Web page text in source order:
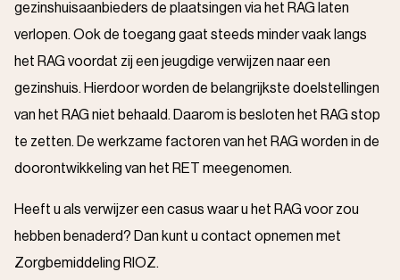
gezinshuisaanbieders de plaatsingen via het RAG laten
verlopen. Ook de toegang gaat steeds minder vaak langs
het RAG voordat zij een jeugdige verwijzen naar een
gezinshuis. Hierdoor worden de belangrijkste doelstellingen
van het RAG niet behaald. Daarom is besloten het RAG stop
te zetten. De werkzame factoren van het RAG worden in de
doorontwikkeling van het RET meegenomen.
Heeft u als verwijzer een casus waar u het RAG voor zou
hebben benaderd? Dan kunt u contact opnemen met
Zorgbemiddeling RIOZ.